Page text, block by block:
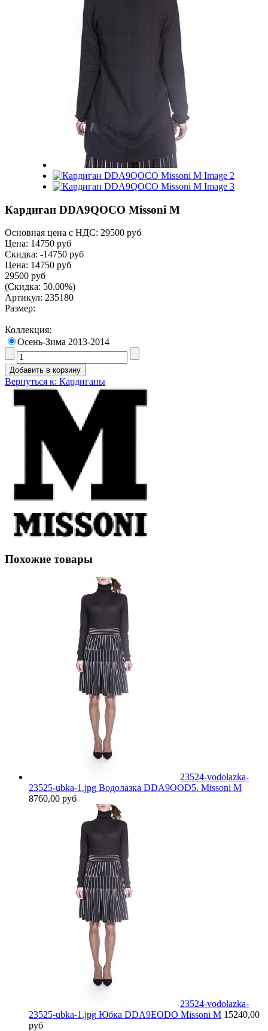
Кардиган DDA9QOCO Missoni M
Основная цена с НДС: 29500 руб
Цена: 14750 руб
Скидка: -14750 руб
Цена: 14750 руб
29500 руб
(Скидка: 50.00%)
Артикул: 235180
Размер:
Коллекция:
Осень-Зима 2013-2014
Вернуться к: Кардиганы
Похожие товары
23524-vodolazka-
23525-ubka-1.jpg Водолазка DDA9OOD5. Missoni M
8760,00 руб
23524-vodolazka-
23525-ubka-1.jpg Юбка DDA9EODO Missoni M 15240,00
руб